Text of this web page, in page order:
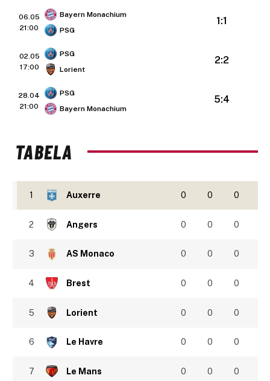
06.05
21:00
Bayern Monachium
PSG
1:1
02.05
17:00
PSG
Lorient
2:2
28.04
21:00
PSG
Bayern Monachium
5:4
TABELA
1 Auxerre 0 0 0
2 Angers 0 0 0
3 AS Monaco 0 0 0
4 Brest 0 0 0
5 Lorient 0 0 0
6 Le Havre 0 0 0
7 Le Mans 0 0 0